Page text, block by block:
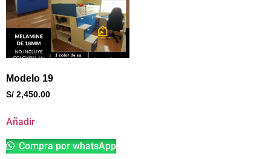
Modelo 19
S/ 2,450.00
Añadir
Compra por whatsApp